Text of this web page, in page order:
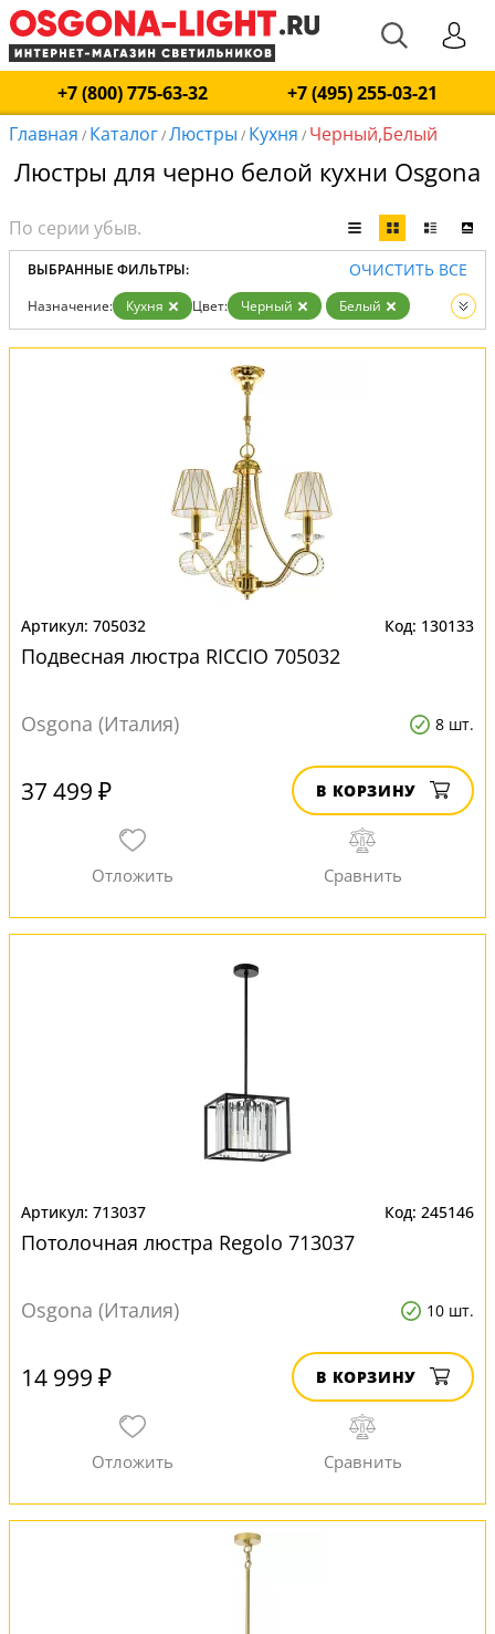
+7 (800) 775-63-32
+7 (495) 255-03-21
Главная / Каталог/Люстры / Кухня / Черный,Белый
Люстры для черно белой кухни Osgona
ВЫБРАННЫЕ ФИЛЬТРЫ: ОЧИСТИТЬ ВСЕ
Назначение: Кухня Цвет: Черный
Белый
Вид:
Люстры
705032 130133
Подвесная люстра RICCIO 705032
Osgona (Италия) 8 шт.
37 499 ₽ В КОРЗИНУ
713037 245146
Потолочная люстра Regolo 713037
Osgona (Италия) 10 шт.
14 999 ₽ В КОРЗИНУ